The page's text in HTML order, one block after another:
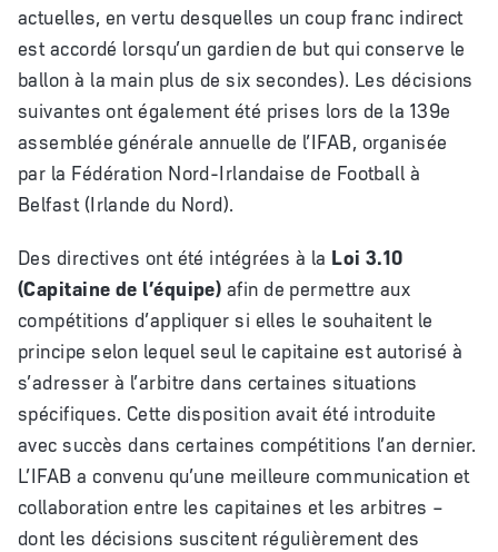
actuelles, en vertu desquelles un coup franc indirect
est accordé lorsqu’un gardien de but qui conserve le
ballon à la main plus de six secondes). Les décisions
suivantes ont également été prises lors de la 139e
assemblée générale annuelle de l’IFAB, organisée
par la Fédération Nord-Irlandaise de Football à
Belfast (Irlande du Nord).
Des directives ont été intégrées à la Loi 3.10
(Capitaine de l’équipe) afin de permettre aux
compétitions d’appliquer si elles le souhaitent le
principe selon lequel seul le capitaine est autorisé à
s’adresser à l’arbitre dans certaines situations
spécifiques. Cette disposition avait été introduite
avec succès dans certaines compétitions l’an dernier.
L’IFAB a convenu qu’une meilleure communication et
collaboration entre les capitaines et les arbitres –
dont les décisions suscitent régulièrement des